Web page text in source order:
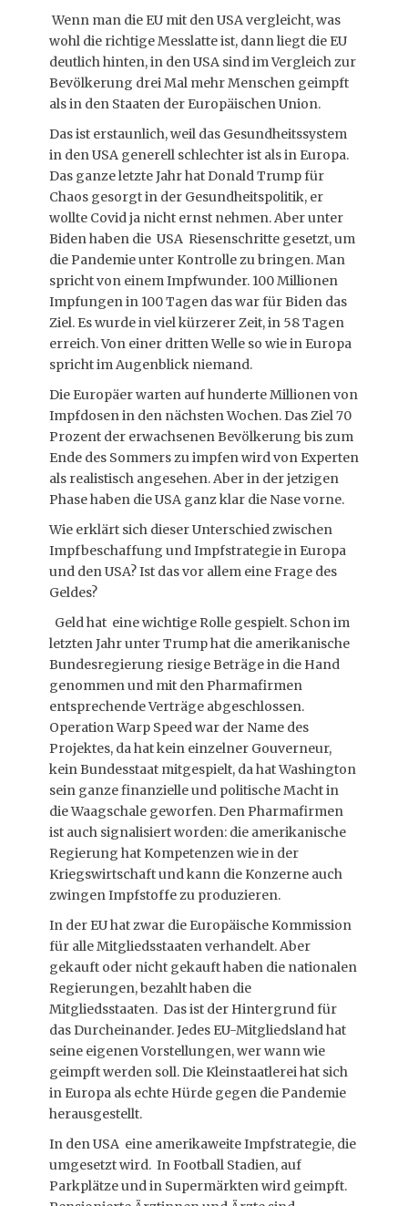
Wenn man die EU mit den USA vergleicht, was
wohl die richtige Messlatte ist, dann liegt die EU
deutlich hinten, in den USA sind im Vergleich zur
Bevölkerung drei Mal mehr Menschen geimpft
als in den Staaten der Europäischen Union.
Das ist erstaunlich, weil das Gesundheitssystem
in den USA generell schlechter ist als in Europa.
Das ganze letzte Jahr hat Donald Trump für
Chaos gesorgt in der Gesundheitspolitik, er
wollte Covid ja nicht ernst nehmen. Aber unter
Biden haben die USA Riesenschritte gesetzt, um
die Pandemie unter Kontrolle zu bringen. Man
spricht von einem Impfwunder. 100 Millionen
Impfungen in 100 Tagen das war für Biden das
Ziel. Es wurde in viel kürzerer Zeit, in 58 Tagen
erreich. Von einer dritten Welle so wie in Europa
spricht im Augenblick niemand.
Die Europäer warten auf hunderte Millionen von
Impfdosen in den nächsten Wochen. Das Ziel 70
Prozent der erwachsenen Bevölkerung bis zum
Ende des Sommers zu impfen wird von Experten
als realistisch angesehen. Aber in der jetzigen
Phase haben die USA ganz klar die Nase vorne.
Wie erklärt sich dieser Unterschied zwischen
Impfbeschaffung und Impfstrategie in Europa
und den USA? Ist das vor allem eine Frage des
Geldes?
Geld hat eine wichtige Rolle gespielt. Schon im
letzten Jahr unter Trump hat die amerikanische
Bundesregierung riesige Beträge in die Hand
genommen und mit den Pharmafirmen
entsprechende Verträge abgeschlossen.
Operation Warp Speed war der Name des
Projektes, da hat kein einzelner Gouverneur,
kein Bundesstaat mitgespielt, da hat Washington
sein ganze finanzielle und politische Macht in
die Waagschale geworfen. Den Pharmafirmen
ist auch signalisiert worden: die amerikanische
Regierung hat Kompetenzen wie in der
Kriegswirtschaft und kann die Konzerne auch
zwingen Impfstoffe zu produzieren.
In der EU hat zwar die Europäische Kommission
für alle Mitgliedsstaaten verhandelt. Aber
gekauft oder nicht gekauft haben die nationalen
Regierungen, bezahlt haben die
Mitgliedsstaaten. Das ist der Hintergrund für
das Durcheinander. Jedes EU-Mitgliedsland hat
seine eigenen Vorstellungen, wer wann wie
geimpft werden soll. Die Kleinstaatlerei hat sich
in Europa als echte Hürde gegen die Pandemie
herausgestellt.
In den USA eine amerikaweite Impfstrategie, die
umgesetzt wird. In Football Stadien, auf
Parkplätze und in Supermärkten wird geimpft.